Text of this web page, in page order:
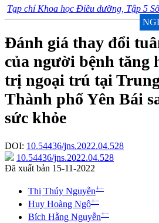
Tạp chí Khoa học Điều dưỡng, Tập 5
Đánh giá thay đổi
của người bệnh tăng
trị ngoại trú tại
Thành phố Yên Bái
sức khỏe
DOI: 10.54436/jns.2022.04.528
10.54436/jns.2022.04.528
Đã xuất bản 15-11-2022
Thị Thúy Nguyễn+−
Huy Hoàng Ngô+−
Bích Hằng Nguyễn+−